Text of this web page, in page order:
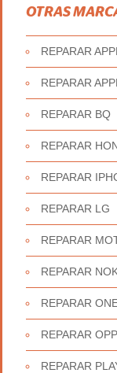
OTRAS
REPARAR
REPARAR
REPARAR BQ
REPARAR
REPARAR
REPARAR LG
REPARAR
REPARAR
REPARAR
REPARAR
REPARAR